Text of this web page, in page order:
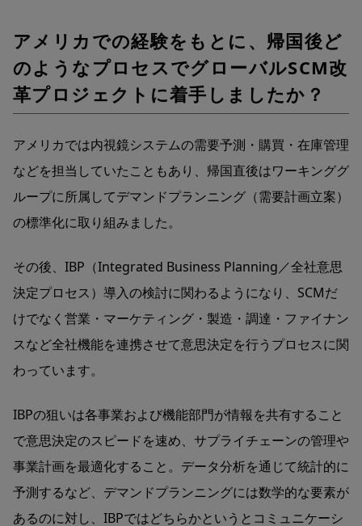
アメリカでの経験をもとに、帰国後ど
のようなプロセスでグローバルSCM改
革プロジェクトに着手しましたか？
アメリカでは内視鏡システムの需要予測・購買・在庫管理
などを担当していたこともあり、帰国直後はワーキンググ
ループに所属してデマンドプランニング（需要計画立案）
の標準化に取り組みました。
その後、IBP（Integrated Business Planning／全社意思
決定プロセス）導入の検討に関わるようになり、SCMだ
けでなく営業・マーケティング・製造・調達・ファイナン
スなど全社機能を連携させて意思決定を行うプロセスに関
わっています。
IBPの狙いは各事業および機能部門が情報を共有すること
で意思決定のスピードを速め、サプライチェーンの管理や
事業計画を最適化すること。データ分析を通じて統計的に
予測するなど、デマンドプランニングには数学的な要素が
あるのに対し、IBPではどちらかというとコミュニケーシ